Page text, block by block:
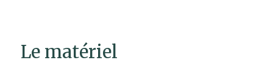
Le matériel